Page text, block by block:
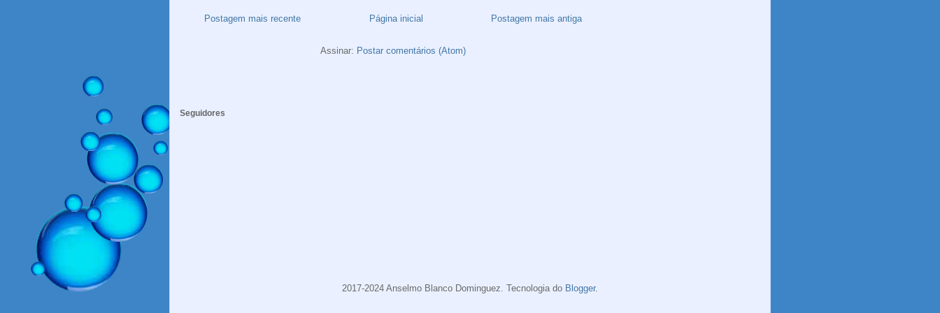
Postagem mais recente Postagem mais antiga
Página inicial
Assinar: Postar comentários (Atom)
Seguidores
2017-2024 Anselmo Blanco Dominguez. Tecnologia do Blogger.